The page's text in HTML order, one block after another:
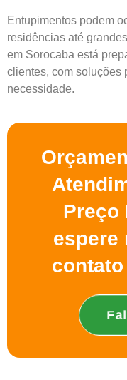
Entupimentos podem
residências até
em Sorocaba está
clientes, com soluções
necessidade.
Preço
espere